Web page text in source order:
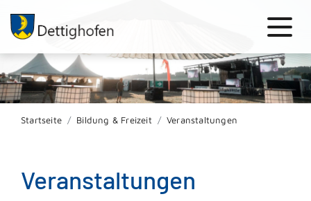
Startseite Bildung & Freizeit Veranstaltungen
Veranstaltungen